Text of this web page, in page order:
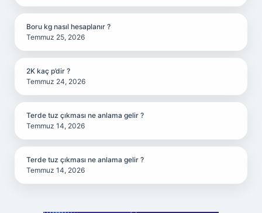
Boru kg nasıl hesaplanır ?
Temmuz 25, 2026
2K kaç p’dir ?
Temmuz 24, 2026
Terde tuz çıkması ne anlama gelir ?
Temmuz 14, 2026
Terde tuz çıkması ne anlama gelir ?
Temmuz 14, 2026